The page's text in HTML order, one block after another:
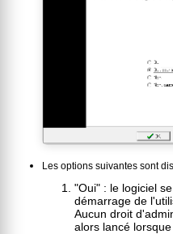
Les options suivantes sont
"Oui" : le logiciel
démarrage de
Aucun droit
alors lancé